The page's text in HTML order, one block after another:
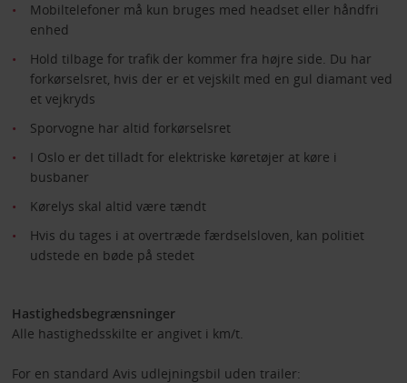
Mobiltelefoner må kun bruges med headset eller håndfri
enhed
Hold tilbage for trafik der kommer fra højre side. Du har
forkørselsret, hvis der er et vejskilt med en gul diamant ved
et vejkryds
Sporvogne har altid forkørselsret
I Oslo er det tilladt for elektriske køretøjer at køre i
busbaner
Kørelys skal altid være tændt
Hvis du tages i at overtræde færdselsloven, kan politiet
udstede en bøde på stedet
Hastighedsbegrænsninger
Alle hastighedsskilte er angivet i km/t.
For en standard Avis udlejningsbil uden trailer: